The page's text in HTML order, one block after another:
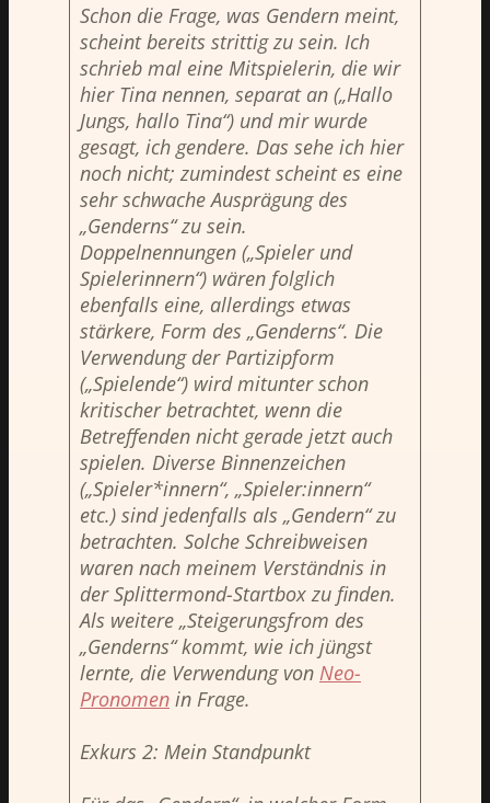
Schon die Frage, was Gendern meint,
scheint bereits strittig zu sein. Ich
schrieb mal eine Mitspielerin, die wir
hier Tina nennen, separat an („Hallo
Jungs, hallo Tina“) und mir wurde
gesagt, ich gendere. Das sehe ich hier
noch nicht; zumindest scheint es eine
sehr schwache Ausprägung des
„Genderns“ zu sein.
Doppelnennungen („Spieler und
Spielerinnern“) wären folglich
ebenfalls eine, allerdings etwas
stärkere, Form des „Genderns“. Die
Verwendung der Partizipform
(„Spielende“) wird mitunter schon
kritischer betrachtet, wenn die
Betreffenden nicht gerade jetzt auch
spielen. Diverse Binnenzeichen
(„Spieler*innern“, „Spieler:innern“
etc.) sind jedenfalls als „Gendern“ zu
betrachten. Solche Schreibweisen
waren nach meinem Verständnis in
der Splittermond-Startbox zu finden.
Als weitere „Steigerungsfrom des
„Genderns“ kommt, wie ich jüngst
lernte, die Verwendung von Neo-
Pronomen in Frage.
Exkurs 2: Mein Standpunkt